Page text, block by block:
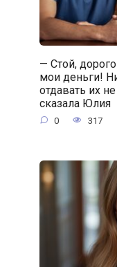
— Стой,
мои деньги!
отдавать их
сказала Юлия
0 317